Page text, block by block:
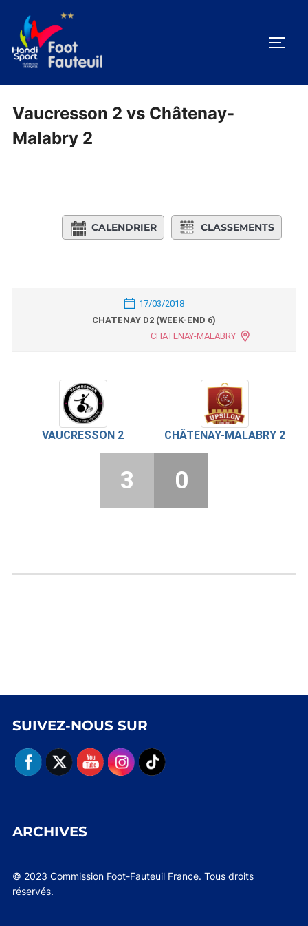
contenu
Vaucresson 2 vs Châtenay-
Malabry 2
CALENDRIER CLASSEMENTS
17/03/2018
CHATENAY D2 (WEEK-END 6)
CHATENAY-MALABRY
VAUCRESSON 2 CHÂTENAY-MALABRY 2
3 0
SUIVEZ-NOUS SUR
ARCHIVES
© 2023 Commission Foot-Fauteuil France. Tous droits
réservés.